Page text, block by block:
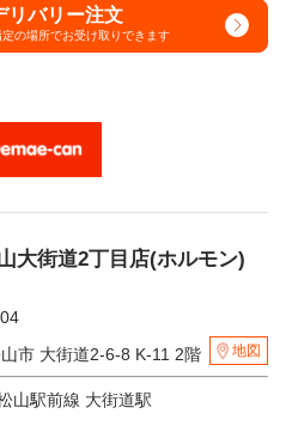
リバリー注文
定の場所でお受け取りできます
大街道2丁目店(ホルモン)
市 大街道2-6-8 K-11 2階
地図
山駅前線 大街道駅